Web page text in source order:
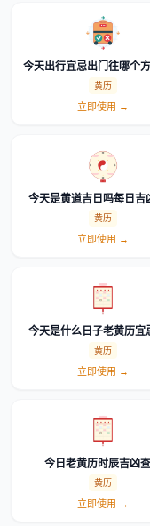
今天出行宜忌出门往哪个
黄历
立即使用 →
今天是黄道吉日吗每日吉
黄历
立即使用 →
今天是什么日子老黄历宜
黄历
立即使用 →
今日老黄历时辰吉凶
黄历
立即使用 →